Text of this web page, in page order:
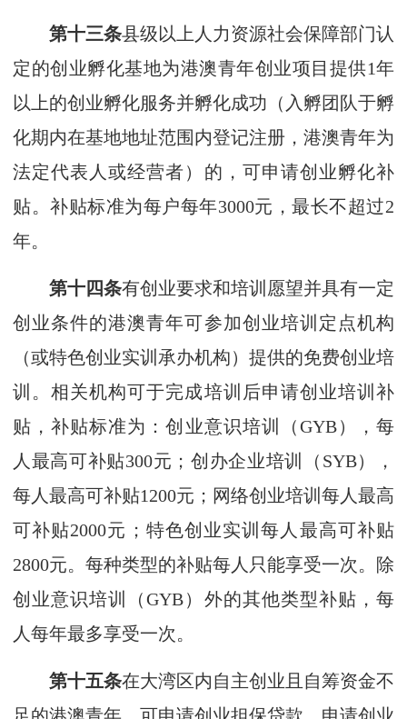
第十三条县级以上人力资源社会保障部门认
定的创业孵化基地为港澳青年创业项目提供1年
以上的创业孵化服务并孵化成功（入孵团队于孵
化期内在基地地址范围内登记注册，港澳青年为
法定代表人或经营者）的，可申请创业孵化补
贴。补贴标准为每户每年3000元，最长不超过2
年。
第十四条有创业要求和培训愿望并具有一定
创业条件的港澳青年可参加创业培训定点机构
（或特色创业实训承办机构）提供的免费创业培
训。相关机构可于完成培训后申请创业培训补
贴，补贴标准为：创业意识培训（GYB），每
人最高可补贴300元；创办企业培训（SYB），
每人最高可补贴1200元；网络创业培训每人最高
可补贴2000元；特色创业实训每人最高可补贴
2800元。每种类型的补贴每人只能享受一次。除
创业意识培训（GYB）外的其他类型补贴，每
人每年最多享受一次。
第十五条在大湾区内自主创业且自筹资金不